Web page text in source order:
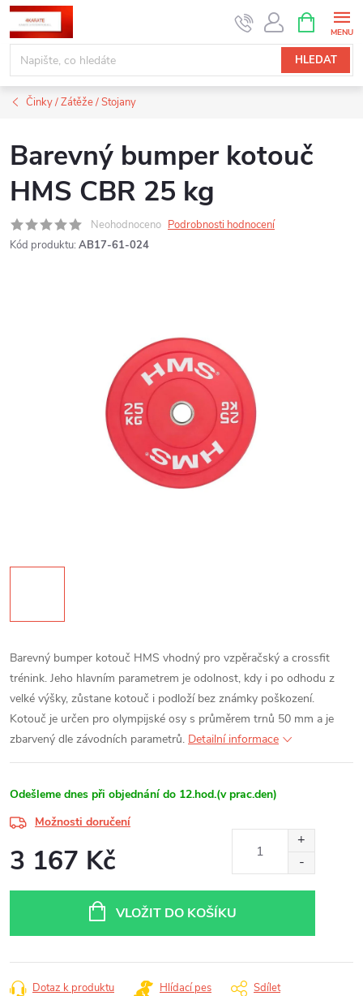
Přejít
na
obsah
HLEDAT
NÁKUPNÍ
KOŠÍK
Činky / Zátěže / Stojany
Barevný bumper kotouč
HMS CBR 25 kg
Neohodnoceno Podrobnosti hodnocení
Kód produktu: AB17-61-024
Barevný bumper kotouč HMS vhodný pro vzpěračský a crossfit
trénink. Jeho hlavním parametrem je odolnost, kdy i po odhodu z
velké výšky, zůstane kotouč i podloží bez známky poškození.
Kotouč je určen pro olympijské osy s průměrem trnů 50 mm a je
zbarvený dle závodních parametrů. Detailní informace
Odešleme dnes při objednání do 12.hod.(v prac.den)
Možnosti doručení
3 167 Kč
VLOŽIT DO KOŠÍKU
Dotaz k produktu Hlídací pes Sdílet